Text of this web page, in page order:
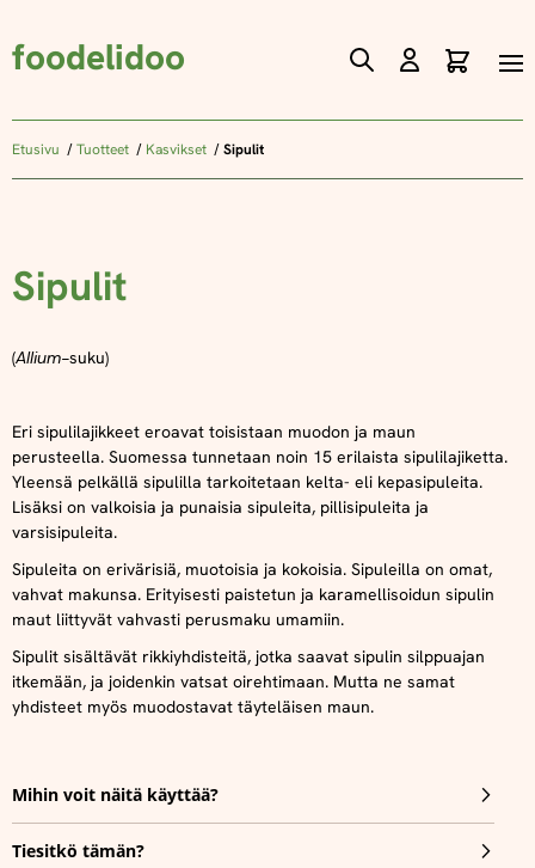
foodelidoo
Skip
Content
Etusivu Tuotteet Kasvikset Sipulit
Sipulit
(Allium-suku)
Eri sipulilajikkeet eroavat toisistaan muodon ja maun
perusteella. Suomessa tunnetaan noin 15 erilaista sipulilajiketta.
Yleensä pelkällä sipulilla tarkoitetaan kelta- eli kepasipuleita.
Lisäksi on valkoisia ja punaisia sipuleita, pillisipuleita ja
varsisipuleita.
Sipuleita on erivärisiä, muotoisia ja kokoisia. Sipuleilla on omat,
vahvat makunsa. Erityisesti paistetun ja karamellisoidun sipulin
maut liittyvät vahvasti perusmaku umamiin.
Sipulit sisältävät rikkiyhdisteitä, jotka saavat sipulin silppuajan
itkemään, ja joidenkin vatsat oirehtimaan. Mutta ne samat
yhdisteet myös muodostavat täyteläisen maun.
Mihin voit näitä käyttää?
Tiesitkö tämän?